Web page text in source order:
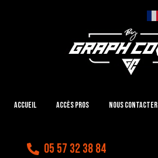
Accueil Accès Pros Nous contacter
05 57 32 38 84